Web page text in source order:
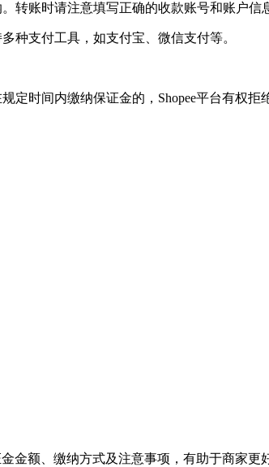
转账时请注意填写正确的收款账号和账户信
种支付工具，如支付宝、微信支付等。
定时间内缴纳保证金的，Shopee平台有权拒
金额、缴纳方式及注意事项，有助于商家